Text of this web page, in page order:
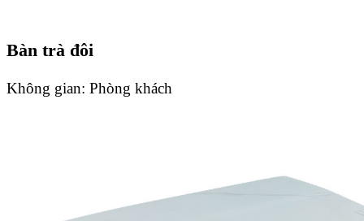
Bàn trà đôi
Không gian: Phòng khách